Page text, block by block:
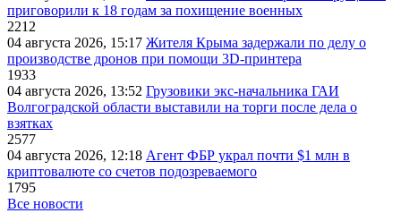
приговорили к 18 годам за похищение военных
2212
04 августа 2026, 15:17 Жителя Крыма задержали по делу о
производстве дронов при помощи 3D‑принтера
1933
04 августа 2026, 13:52 Грузовики экс-начальника ГАИ
Волгоградской области выставили на торги после дела о
взятках
2577
04 августа 2026, 12:18 Агент ФБР украл почти $1 млн в
криптовалюте со счетов подозреваемого
1795
Все новости